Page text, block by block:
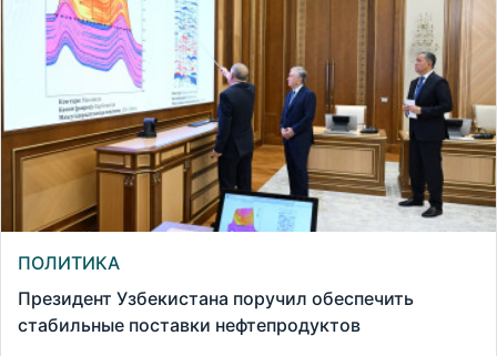
ПОЛИТИКА
Президент Узбекистана поручил обеспечить
стабильные поставки нефтепродуктов